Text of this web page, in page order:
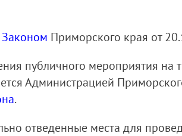
Законом Приморского края от
публичного мероприятия на
Администрацией
.
отведенные места для